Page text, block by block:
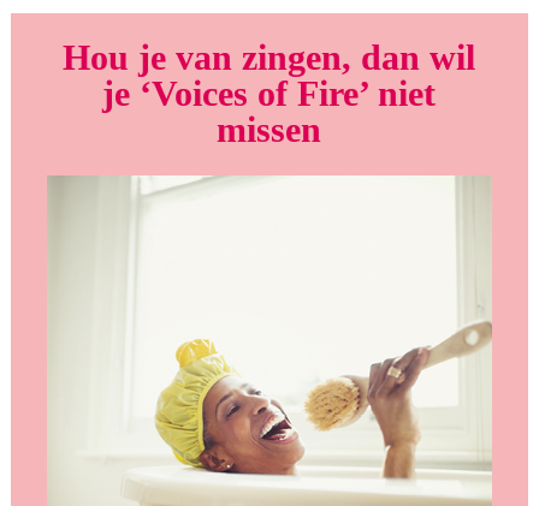
Hou je van zingen, dan wil
je ‘Voices of Fire’ niet
missen